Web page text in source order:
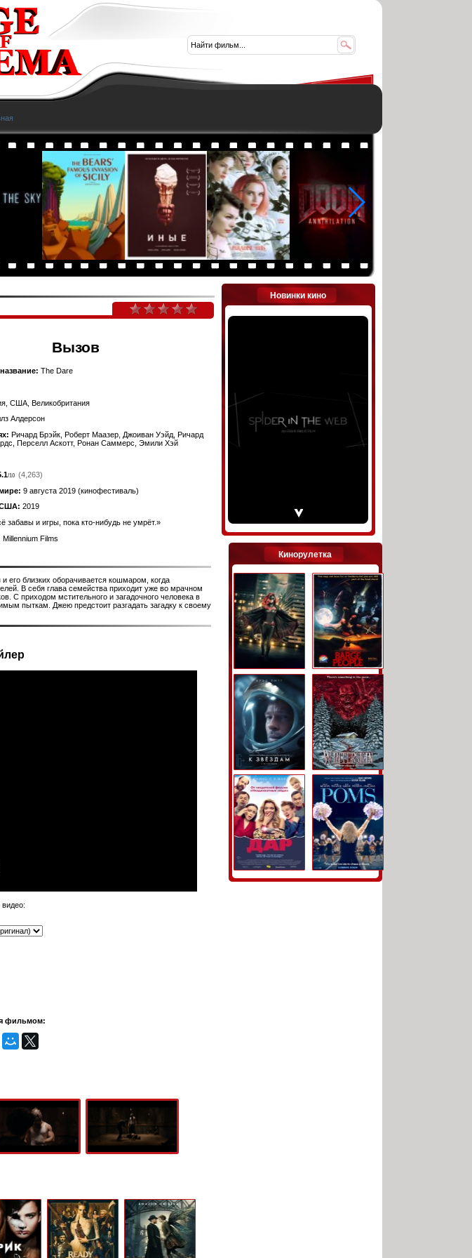
Вызов
The Dare
США, Великобритания
Алдерсон
Ричард Брэйк, Роберт Маазер, Джоиван Уэйд, Ричард
Перселл Аскотт, Ронан Саммерс, Эмили Хэй
/10
(4,263)
9 августа 2019 (кинофестиваль)
США: 2019
забавы и игры, пока кто-нибудь не умрёт.»
Millennium Films
его близких оборачивается кошмаром, когда
В себя глава семейства приходит уже во мрачном
С приходом мстительного и загадочного человека в
пыткам. Джею предстоит разгадать загадку к своему
фильмом:
Новинки кино
Кинорулетка